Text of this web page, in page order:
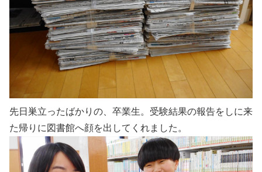
先日巣立ったばかりの、卒業生。受験結果の報告をしに来
た帰りに図書館へ顔を出してくれました。